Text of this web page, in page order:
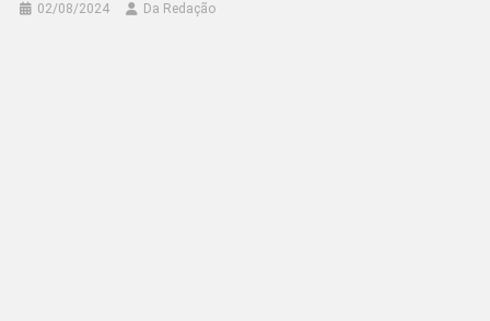
02/08/2024 Da Redação